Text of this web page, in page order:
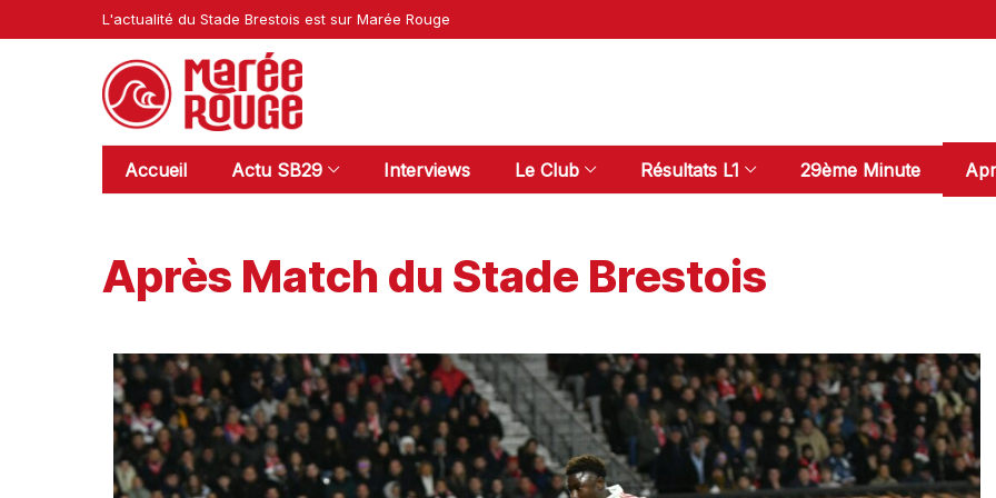
L'actualité du Stade Brestois est sur Marée Rouge
Accueil Actu SB29 Interviews Le Club Résultats L1 29ème Minute
Après Match du Stade Brestois